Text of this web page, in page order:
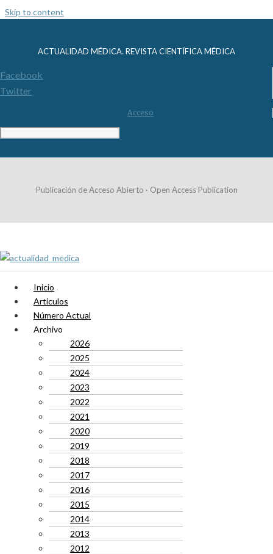
Skip to content
ACTUALIDAD MÉDICA. REVISTA CIENTÍFICA MÉDICA
Facebook
Twitter
Acceso
Publicación de Acceso Abierto · Open Access Publication
Inicio
Artículos
Número Actual
Archivo
2026
2025
2024
2023
2022
2021
2020
2019
2018
2017
2016
2015
2014
2013
2012